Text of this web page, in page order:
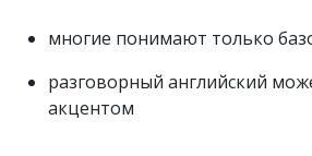
многие понимают только
разговорный английский
акцентом